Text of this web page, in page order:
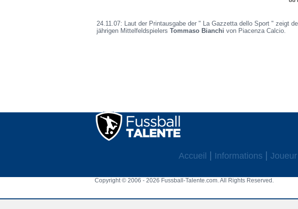
24.11.07: Laut der Printausgabe der " La Gazzetta dello Sport " zeigt
jährigen MittelfeldspielersTommaso Bianchi von Piacenza Calcio.
Accueil Informations Joueur
Copyright © 2006 - 2026 Fussball-Talente.com. All Rights Reserved.